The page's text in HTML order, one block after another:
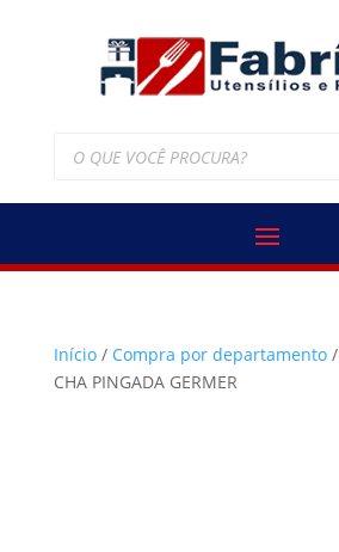
produtos
Início/ Compra por departamento/
CHA PINGADA GERMER